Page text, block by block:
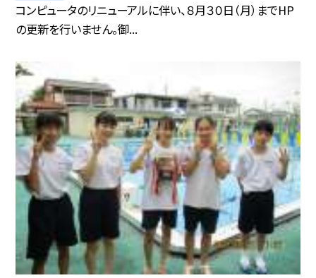
コンピュータのリニューアルに伴い、８月３０日（月）までHP
の更新を行いません。御...